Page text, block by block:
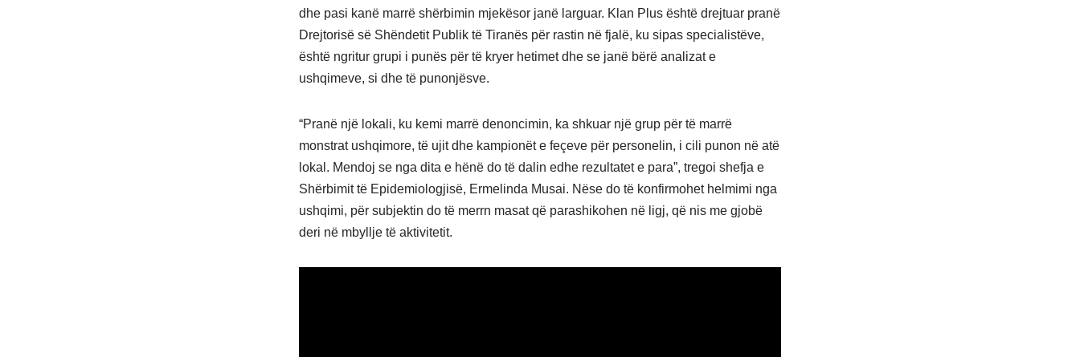
dhe pasi kanë marrë shërbimin mjekësor janë larguar. Klan Plus është drejtuar pranë
Drejtorisë së Shëndetit Publik të Tiranës për rastin në fjalë, ku sipas specialistëve,
është ngritur grupi i punës për të kryer hetimet dhe se janë bërë analizat e
ushqimeve, si dhe të punonjësve.
“Pranë një lokali, ku kemi marrë denoncimin, ka shkuar një grup për të marrë
monstrat ushqimore, të ujit dhe kampionët e feçeve për personelin, i cili punon në atë
lokal. Mendoj se nga dita e hënë do të dalin edhe rezultatet e para”, tregoi shefja e
Shërbimit të Epidemiologjisë, Ermelinda Musai. Nëse do të konfirmohet helmimi nga
ushqimi, për subjektin do të merrn masat që parashikohen në ligj, që nis me gjobë
deri në mbyllje të aktivitetit.